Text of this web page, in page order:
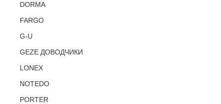
DORMA
FARGO
G-U
GEZE ДОВОДЧИКИ
LONEX
NOTEDO
PORTER